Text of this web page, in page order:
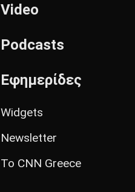
Video
Podcasts
Εφημερίδες
Widgets
Newsletter
Το CNN Greece